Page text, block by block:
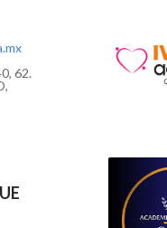
62.